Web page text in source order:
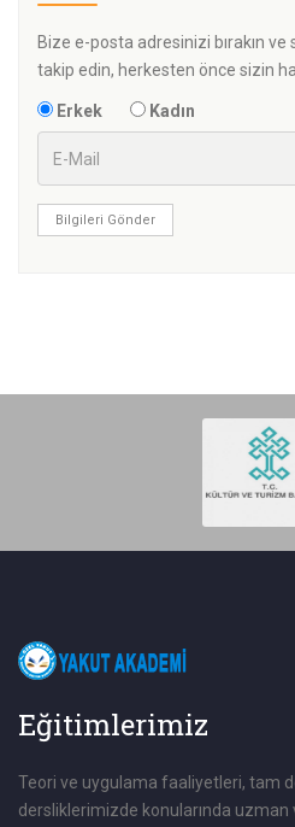
Bize e-posta adresinizi bırakın ve
takip edin, herkesten önce sizin
Erkek Kadın
Bilgileri Gönder
Eğitimlerimiz
Teori ve uygulama faaliyetleri, tam
dersliklerimizde konularında